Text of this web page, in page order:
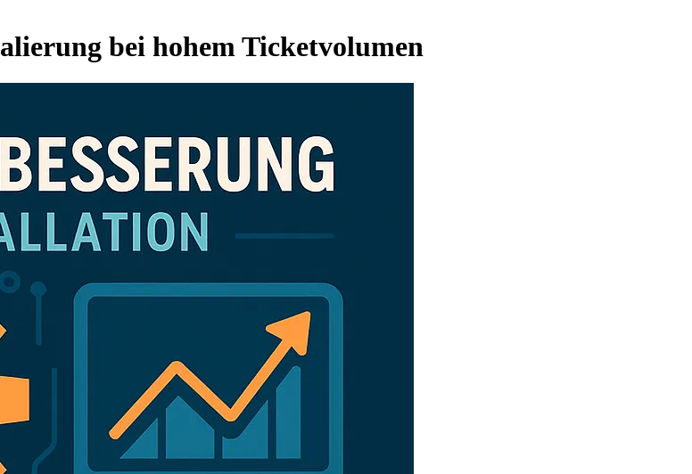
bei hohem Ticketvolumen